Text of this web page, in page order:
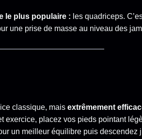
le plus populaire : les quadriceps.
une prise de masse au niveau des
classique, mais extrêmement
exercice, placez vos pieds pointant
un meilleur équilibre puis descendez